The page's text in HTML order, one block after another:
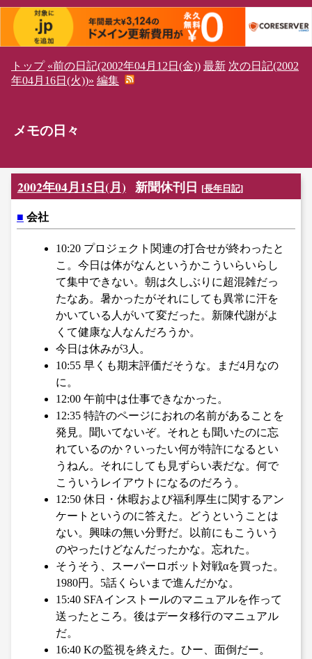
トップ «前の日記(2002年04月12日(金)) 最新 次の日記(2002
年04月16日(火))» 編集
メモの日々
2002年04月15日(月) 新聞休刊日 [長年日記]
■ 会社
10:20 プロジェクト関連の打合せが終わったと
こ。今日は体がなんというかこういらいらし
て集中できない。朝は久しぶりに超混雑だっ
たなあ。暑かったがそれにしても異常に汗を
かいている人がいて変だった。新陳代謝がよ
くて健康な人なんだろうか。
今日は休みが3人。
10:55 早くも期末評価だそうな。まだ4月なの
に。
12:00 午前中は仕事できなかった。
12:35 特許のページにおれの名前があることを
発見。聞いてないぞ。それとも聞いたのに忘
れているのか？いったい何が特許になるとい
うねん。それにしても見ずらい表だな。何で
こういうレイアウトになるのだろう。
12:50 休日・休暇および福利厚生に関するアン
ケートというのに答えた。どうということは
ない。興味の無い分野だ。以前にもこういう
のやったけどなんだったかな。忘れた。
そうそう、スーパーロボット対戦αを買った。
1980円。5話くらいまで進んだかな。
15:40 SFAインストールのマニュアルを作って
送ったところ。後はデータ移行のマニュアル
だ。
16:40 Kの監視を終えた。ひー、面倒だー。